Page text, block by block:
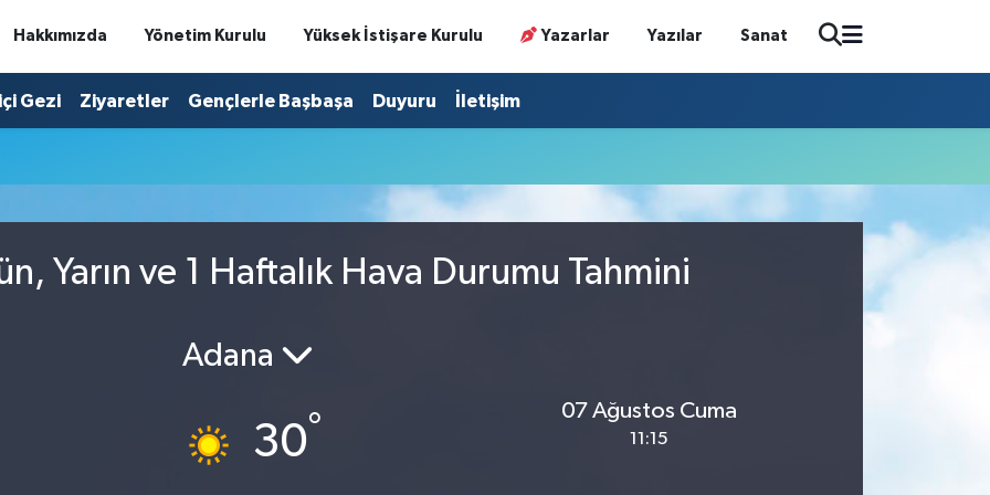
Hakkımızda Yönetim Kurulu Yüksek İstişare Kurulu Yazarlar Yazılar Sanat
Gezi Ziyaretler Gençlerle Başbaşa Duyuru İletişim
Yarın ve 1 Haftalık Hava Durumu Tahmini
Adana
30°
07 Ağustos Cuma
11:15